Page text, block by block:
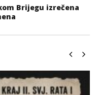
Brijegu izrečena